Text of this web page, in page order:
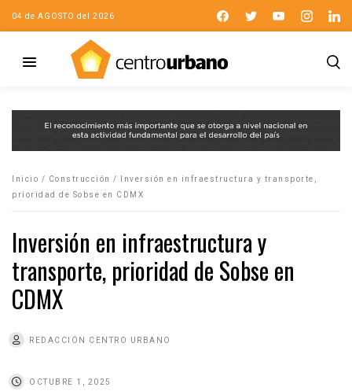
04 de AGOSTO del 2026
Inicio / Construcción /
Inversión en infraestructura y transporte,
prioridad de Sobse en CDMX
Inversión en infraestructura y
transporte, prioridad de Sobse en
CDMX
REDACCIÓN CENTRO URBANO
OCTUBRE 1, 2025